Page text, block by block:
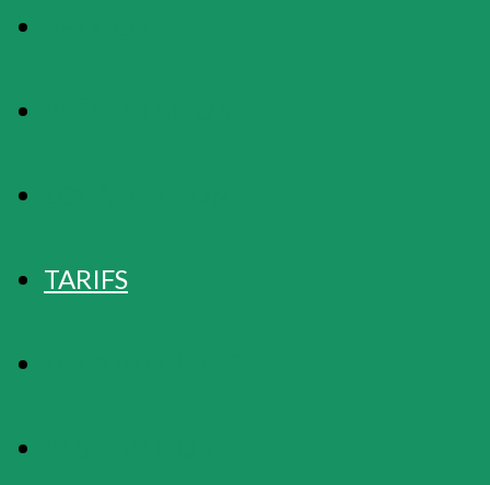
TARIFS